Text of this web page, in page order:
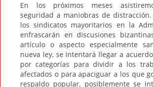
En los próximos meses
seguridad a maniobras de
los sindicatos mayoritarios en la
enfrascarán en discusiones
artículo o aspecto especialmente
nueva ley, se intentará llegar a
por categorías para dividir a los
afectados o para apaciguar a los que
respaldo popular, posiblemente se